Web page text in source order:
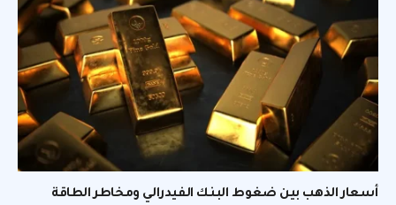
أسعار الذهب بين ضغوط البنك الفيدرالي ومخاطر الطاقة